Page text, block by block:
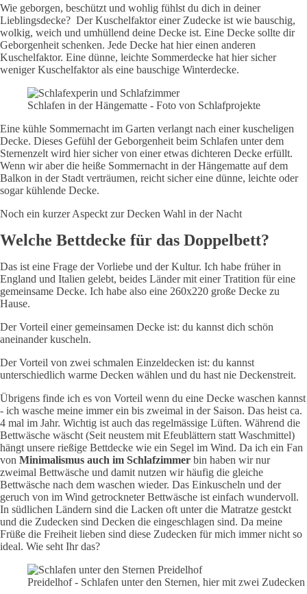
Wie geborgen, beschützt und wohlig fühlst du dich in deiner
Lieblingsdecke? Der Kuschelfaktor einer Zudecke ist wie bauschig,
wolkig, weich und umhüllend deine Decke ist. Eine Decke sollte dir
Geborgenheit schenken. Jede Decke hat hier einen anderen
Kuschelfaktor. Eine dünne, leichte Sommerdecke hat hier sicher
weniger Kuschelfaktor als eine bauschige Winterdecke.
Schlafen in der Hängematte - Foto von Schlafprojekte
Eine kühle Sommernacht im Garten verlangt nach einer kuscheligen
Decke. Dieses Gefühl der Geborgenheit beim Schlafen unter dem
Sternenzelt wird hier sicher von einer etwas dichteren Decke erfüllt.
Wenn wir aber die heiße Sommernacht in der Hängematte auf dem
Balkon in der Stadt verträumen, reicht sicher eine dünne, leichte oder
sogar kühlende Decke.
Noch ein kurzer Aspeckt zur Decken Wahl in der Nacht
Welche Bettdecke für das Doppelbett?
Das ist eine Frage der Vorliebe und der Kultur. Ich habe früher in
England und Italien gelebt, beides Länder mit einer Tratition für eine
gemeinsame Decke. Ich habe also eine 260x220 große Decke zu
Hause.
Der Vorteil einer gemeinsamen Decke ist: du kannst dich schön
aneinander kuscheln.
Der Vorteil von zwei schmalen Einzeldecken ist: du kannst
unterschiedlich warme Decken wählen und du hast nie Deckenstreit.
Übrigens finde ich es von Vorteil wenn du eine Decke waschen kannst
- ich wasche meine immer ein bis zweimal in der Saison. Das heist ca.
4 mal im Jahr. Wichtig ist auch das regelmässige Lüften. Während die
Bettwäsche wäscht (Seit neustem mit Efeublättern statt Waschmittel)
hängt unsere rießige Bettdecke wie ein Segel im Wind. Da ich ein Fan
von Minimalismus auch im Schlafzimmer bin haben wir nur
zweimal Bettwäsche und damit nutzen wir häufig die gleiche
Bettwäsche nach dem waschen wieder. Das Einkuscheln und der
geruch von im Wind getrockneter Bettwäsche ist einfach wundervoll.
In südlichen Ländern sind die Lacken oft unter die Matratze gestckt
und die Zudecken sind Decken die eingeschlagen sind. Da meine
Früße die Freiheit lieben sind diese Zudecken für mich immer nicht so
ideal. Wie seht Ihr das?
Preidelhof - Schlafen unter den Sternen, hier mit zwei Zudecken